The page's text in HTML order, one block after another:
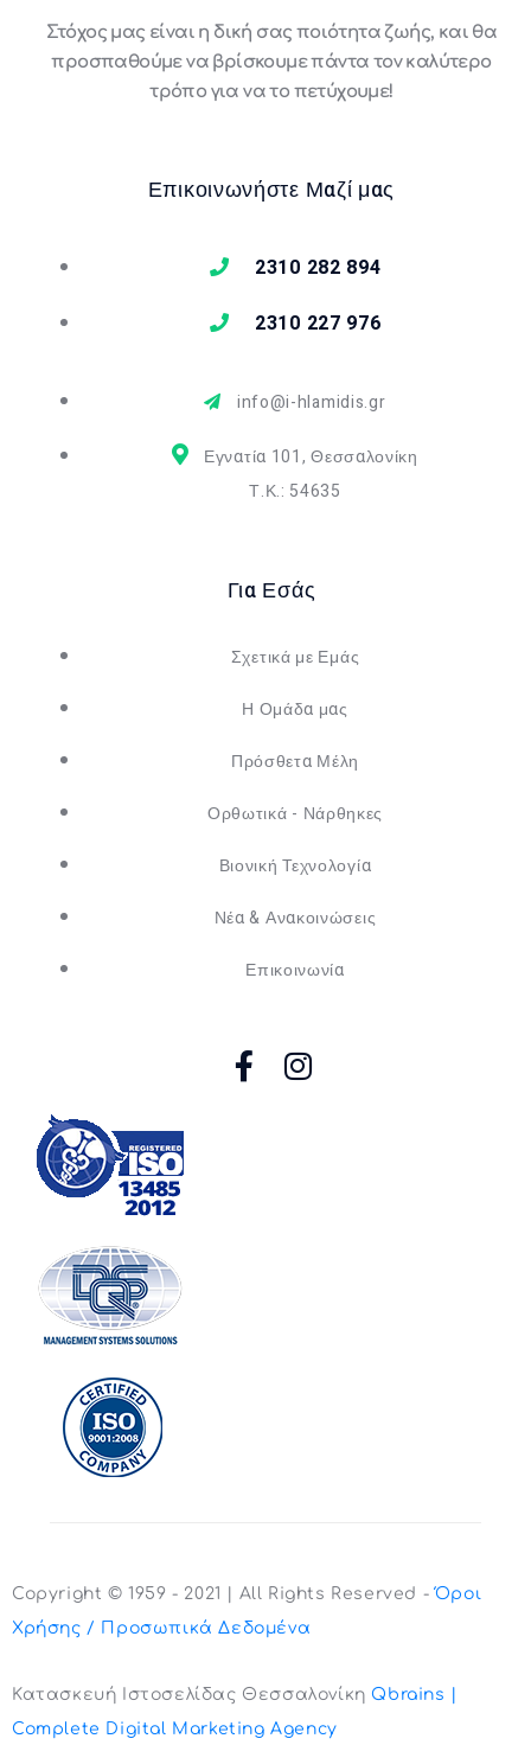
Στόχος μας είναι η δική σας ποιότητα ζωής, και θα
προσπαθούμε να βρίσκουμε πάντα τον καλύτερο
τρόπο για να το πετύχουμε!
Επικοινωνήστε Μαζί μας
2310 282 894
2310 227 976
info@i-hlamidis.gr
Εγνατία 101, Θεσσαλονίκη
Τ.Κ.: 54635
Για Εσάς
Σχετικά με Εμάς
Η Ομάδα μας
Πρόσθετα Μέλη
Ορθωτικά - Νάρθηκες
Βιονική Τεχνολογία
Νέα & Ανακοινώσεις
Επικοινωνία
Copyright © 1959 - 2021 | All Rights Reserved -Όροι
Χρήσης / Προσωπικά Δεδομένα
Κατασκευή Ιστοσελίδας ΘεσσαλονίκηQbrains |
Complete Digital Marketing Agency